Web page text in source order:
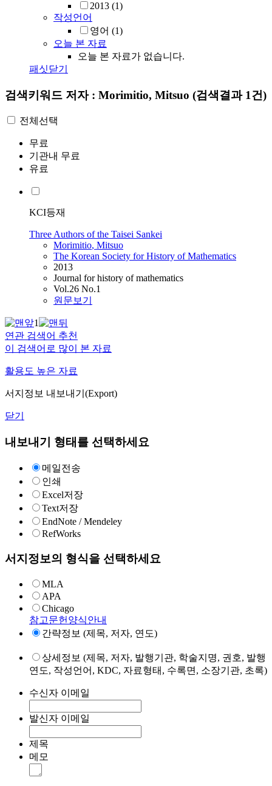
2013 (1)
작성언어
영어 (1)
오늘 본 자료
오늘 본 자료가 없습니다.
패싯닫기
검색키워드 저자 : Morimitio, Mitsuo (검색결과 1건)
전체선택
무료
기관내 무료
유료
KCI등재
Three Authors of the Taisei Sankei
Morimitio, Mitsuo
The Korean Society for History of Mathematics
2013
Journal for history of mathematics
Vol.26 No.1
원문보기
1
연관 검색어 추천
이 검색어로 많이 본 자료
활용도 높은 자료
서지정보 내보내기(Export)
닫기
내보내기 형태를 선택하세요
메일전송
인쇄
Excel저장
Text저장
EndNote / Mendeley
RefWorks
서지정보의 형식을 선택하세요
MLA
APA
Chicago
참고문헌양식안내
간략정보 (제목, 저자, 연도)
상세정보 (제목, 저자, 발행기관, 학술지명, 권호, 발행
연도, 작성언어, KDC, 자료형태, 수록면, 소장기관, 초록)
수신자 이메일
발신자 이메일
제목
메모